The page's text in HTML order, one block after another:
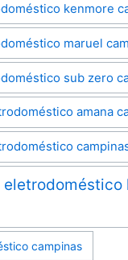
kenmore
maruel
sub zero
amana
campinas